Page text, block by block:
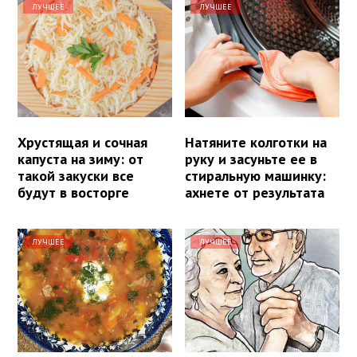
ЛУЧШЕЕ
Хрустящая и сочная
капуста на зиму: от
такой закуски все
будут в восторге
ЛУЧШЕЕ
Натяните колготки на
руку и засуньте ее в
стиральную машинку:
ахнете от результата
ЛУЧШЕЕ ЛУЧШЕЕ